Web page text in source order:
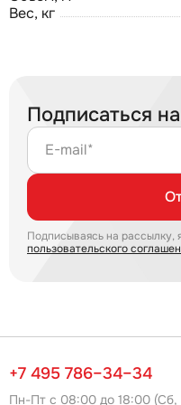
Вес, кг
Подписаться
E-mail*
Подписываясь на рассылку,
пользовательского
+7 495 786–34–34
Пн-Пт с 08:00 до 18:00